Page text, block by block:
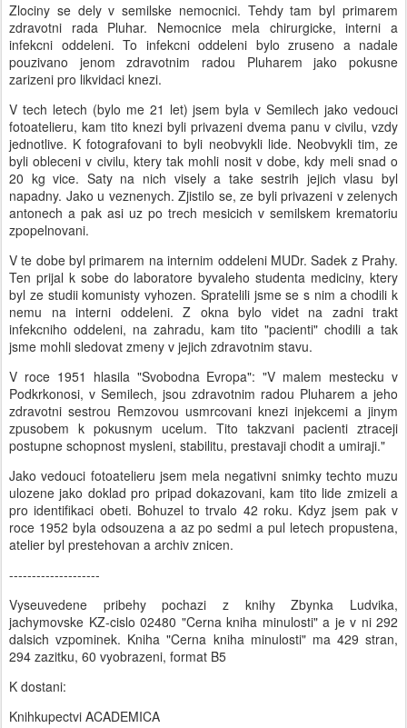
Zlociny se dely v semilske nemocnici. Tehdy tam byl primarem
zdravotni rada Pluhar. Nemocnice mela chirurgicke, interni a
infekcni oddeleni. To infekcni oddeleni bylo zruseno a nadale
pouzivano jenom zdravotnim radou Pluharem jako pokusne
zarizeni pro likvidaci knezi.
V tech letech (bylo me 21 let) jsem byla v Semilech jako vedouci
fotoatelieru, kam tito knezi byli privazeni dvema panu v civilu, vzdy
jednotlive. K fotografovani to byli neobvykli lide. Neobvykli tim, ze
byli obleceni v civilu, ktery tak mohli nosit v dobe, kdy meli snad o
20 kg vice. Saty na nich visely a take sestrih jejich vlasu byl
napadny. Jako u veznenych. Zjistilo se, ze byli privazeni v zelenych
antonech a pak asi uz po trech mesicich v semilskem krematoriu
zpopelnovani.
V te dobe byl primarem na internim oddeleni MUDr. Sadek z Prahy.
Ten prijal k sobe do laboratore byvaleho studenta mediciny, ktery
byl ze studii komunisty vyhozen. Spratelili jsme se s nim a chodili k
nemu na interni oddeleni. Z okna bylo videt na zadni trakt
infekcniho oddeleni, na zahradu, kam tito "pacienti" chodili a tak
jsme mohli sledovat zmeny v jejich zdravotnim stavu.
V roce 1951 hlasila "Svobodna Evropa": "V malem mestecku v
Podkrkonosi, v Semilech, jsou zdravotnim radou Pluharem a jeho
zdravotni sestrou Remzovou usmrcovani knezi injekcemi a jinym
zpusobem k pokusnym ucelum. Tito takzvani pacienti ztraceji
postupne schopnost mysleni, stabilitu, prestavaji chodit a umiraji."
Jako vedouci fotoatelieru jsem mela negativni snimky techto muzu
ulozene jako doklad pro pripad dokazovani, kam tito lide zmizeli a
pro identifikaci obeti. Bohuzel to trvalo 42 roku. Kdyz jsem pak v
roce 1952 byla odsouzena a az po sedmi a pul letech propustena,
atelier byl prestehovan a archiv znicen.
--------------------
Vyseuvedene pribehy pochazi z knihy Zbynka Ludvika,
jachymovske KZ-cislo 02480 "Cerna kniha minulosti" a je v ni 292
dalsich vzpominek. Kniha "Cerna kniha minulosti" ma 429 stran,
294 zazitku, 60 vyobrazeni, format B5
K dostani:
Knihkupectvi ACADEMICA